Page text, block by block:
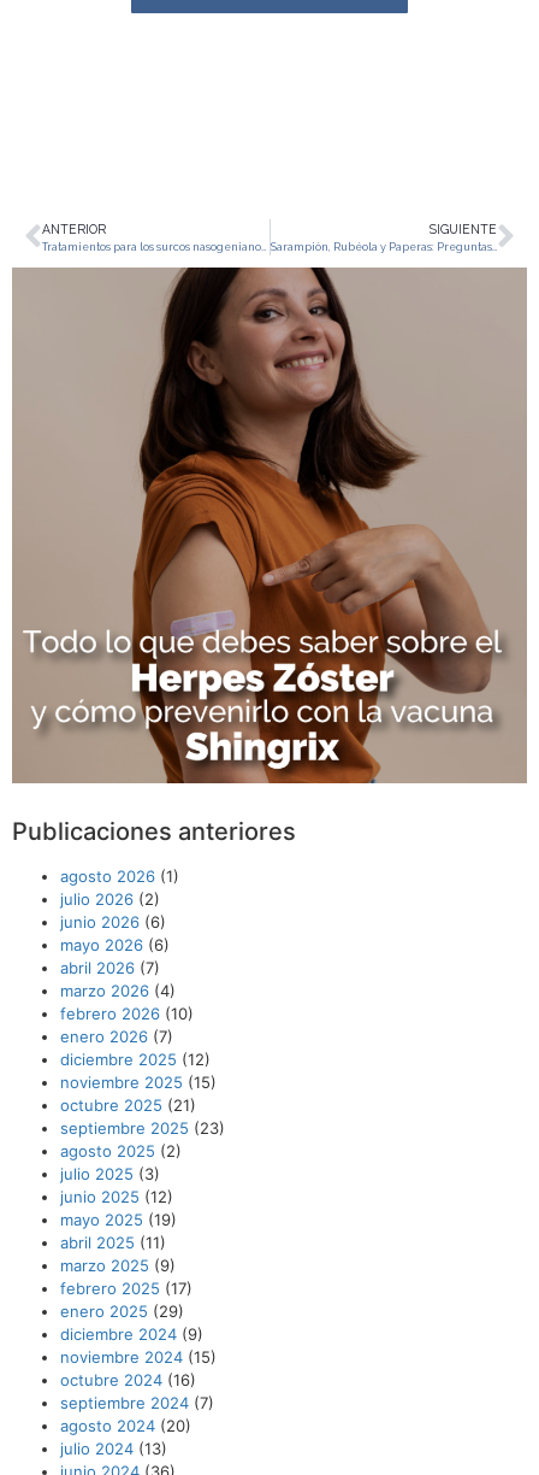
ANTERIOR SIGUIENTE
Sarampión, Rubéola y Paperas: Preguntas Frecuentes y Revisión Científica
Publicaciones anteriores
agosto 2026 (1)
julio 2026 (2)
junio 2026 (6)
mayo 2026 (6)
abril 2026 (7)
marzo 2026 (4)
febrero 2026 (10)
enero 2026 (7)
diciembre 2025 (12)
noviembre 2025 (15)
octubre 2025 (21)
septiembre 2025 (23)
agosto 2025 (2)
julio 2025 (3)
junio 2025 (12)
mayo 2025 (19)
abril 2025 (11)
marzo 2025 (9)
febrero 2025 (17)
enero 2025 (29)
diciembre 2024 (9)
noviembre 2024 (15)
octubre 2024 (16)
septiembre 2024 (7)
agosto 2024 (20)
julio 2024 (13)